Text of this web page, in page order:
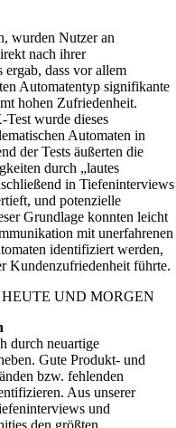
wurden Nutzer an
nach ihrer
dass vor allem
Automatentyp signifikante
hohen Zufriedenheit.
wurde dieses
Automaten in
der Tests äußerten die
durch „lautes
in Tiefeninterviews
und potenzielle
Grundlage konnten leicht
mit unerfahrenen
identifiziert werden,
Kundenzufriedenheit führte.
durch neuartige
Gute Produkt- und
bzw. fehlenden
Aus unserer
und